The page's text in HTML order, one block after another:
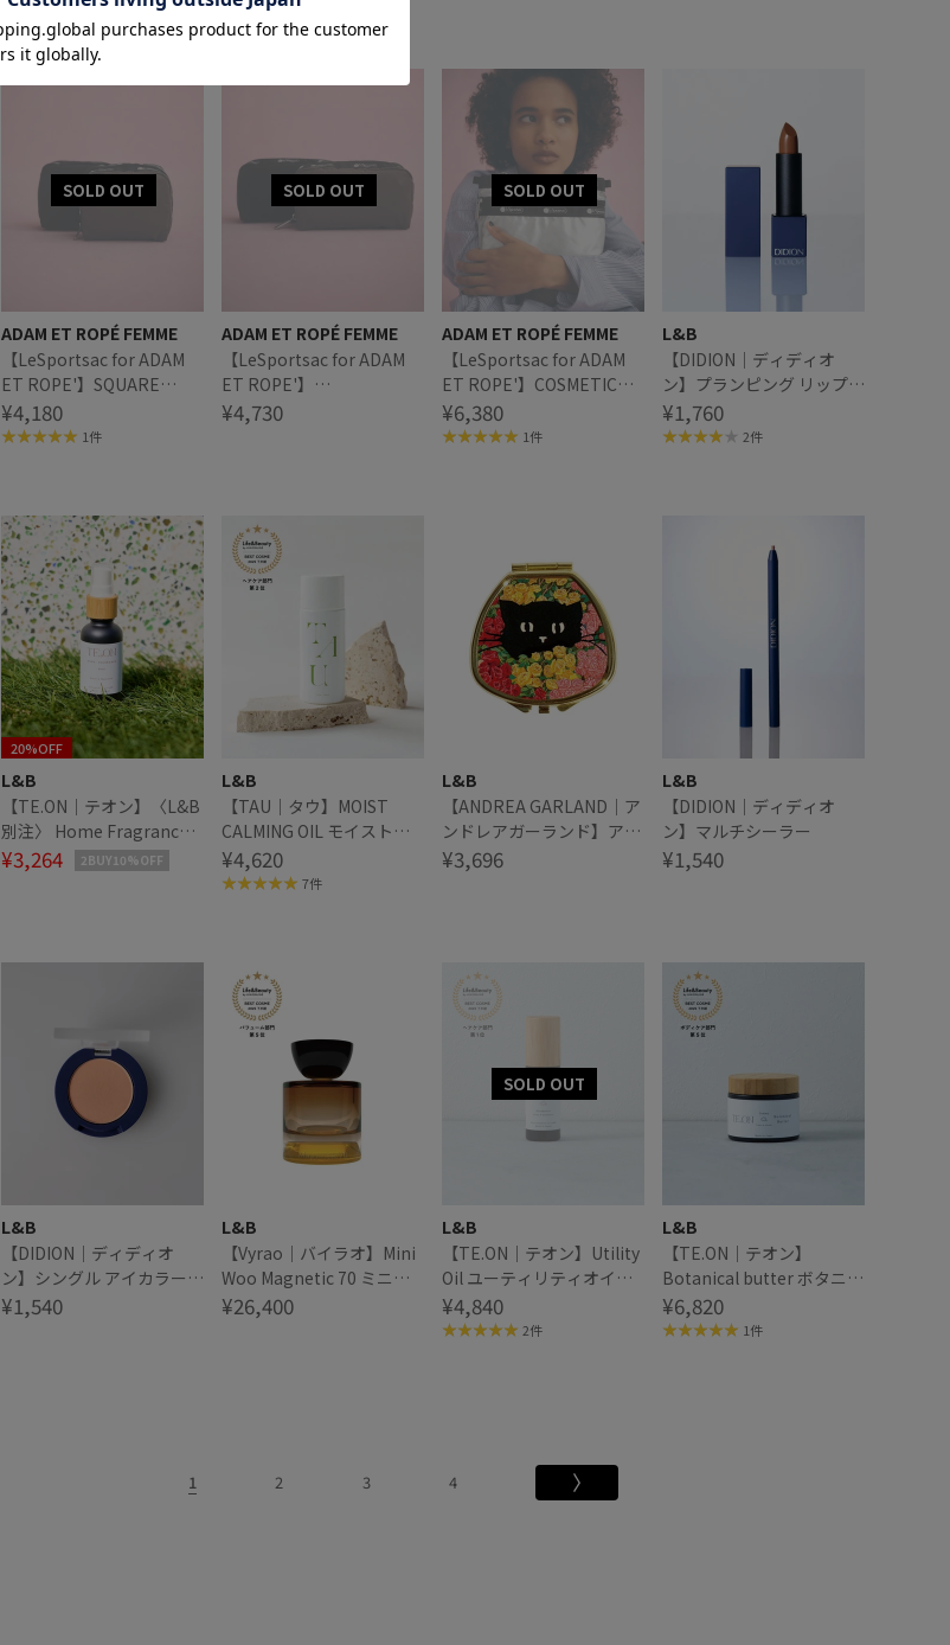
ADAM ET ROPÉ FEMME
【LeSportsac for ADAM
ET ROPE'】SQUARE
COSMETIC (SOLID/SOLID)
¥4,180
1件
ADAM ET ROPÉ FEMME
【LeSportsac for ADAM
ET ROPE'】
RECTANGULAR
¥4,730
ADAM ET ROPÉ FEMME
【LeSportsac for ADAM
ET ROPE'】COSMETIC
CLUTCH (SHINE/SOLID)
¥6,380
1件
L&B
【DIDION｜ディディオ
ン】プランピング リップス
ティック 01 Mellow out
¥1,760
2件
20%OFF
L&B
【TE.ON｜テオン】〈L&B
別注〉 Home Fragrance
ホームフレグランス Heki
¥3,264 2BUY10%OFF
L&B
【TAU｜タウ】MOIST
CALMING OIL モイストカ
ーミングオイル
¥4,620
7件
L&B
【ANDREA GARLAND｜ア
ンドレアガーランド】アロ
マリップ&ネイルバーム
¥3,696
L&B
【DIDION｜ディディオ
ン】マルチシーラー
¥1,540
L&B
【DIDION｜ディディオ
ン】シングル アイカラー
09 Sunset Coral
¥1,540
L&B
【Vyrao｜バイラオ】Mini
Woo Magnetic 70 ミニウ
ー マグネティック70
¥26,400
L&B
【TE.ON｜テオン】Utility
Oil ユーティリティオイル
Hisameiro
¥4,840
2件
L&B
【TE.ON｜テオン】
Botanical butter ボタニカ
ルバター Tokiwa
¥6,820
1件
1 2 3 4